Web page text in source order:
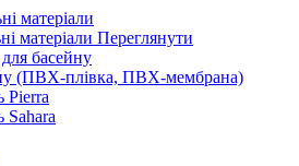
матеріали
матеріали Переглянути
басейну
(ПВХ-плівка, ПВХ-мембрана)
Pierra
Sahara